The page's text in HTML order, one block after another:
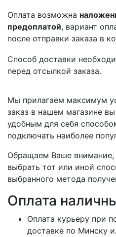
Оплата возможна
предоплатой, вариант
после отправки заказа в
Способ доставки
перед отсылкой заказа.
Мы прилагаем максимум
заказ в нашем магазине
удобным для себя
подключать наиболее
Обращаем Ваше внимание,
выбрать тот или иной
выбранного метода
Оплата
Оплата курьеру при
доставке по Минску